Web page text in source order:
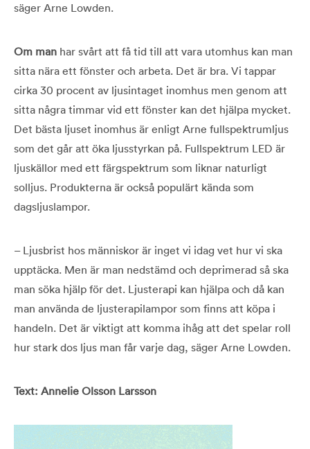
säger Arne Lowden.
Om man har svårt att få tid till att vara utomhus kan man
sitta nära ett fönster och arbeta. Det är bra. Vi tappar
cirka 30 procent av ljusintaget inomhus men genom att
sitta några timmar vid ett fönster kan det hjälpa mycket.
Det bästa ljuset inomhus är enligt Arne fullspektrumljus
som det går att öka ljusstyrkan på. Fullspektrum LED är
ljuskällor med ett färgspektrum som liknar naturligt
solljus. Produkterna är också populärt kända som
dagsljuslampor.
– Ljusbrist hos människor är inget vi idag vet hur vi ska
upptäcka. Men är man nedstämd och deprimerad så ska
man söka hjälp för det. Ljusterapi kan hjälpa och då kan
man använda de ljusterapilampor som finns att köpa i
handeln. Det är viktigt att komma ihåg att det spelar roll
hur stark dos ljus man får varje dag, säger Arne Lowden.
Text: Annelie Olsson Larsson